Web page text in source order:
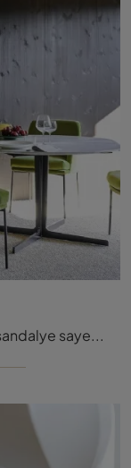
Montevideo Tacchini in kumaş ile bu sandalye sayesinde modern sabit oturma ünitelerimizden biri olan iç mekanlarını zengin